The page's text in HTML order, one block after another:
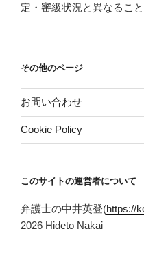
定・審級状況と異なること
その他のページ
お問い合わせ
Cookie Policy
このサイトの運営者について
弁護士の中井英登(https://
2026 Hideto Nakai